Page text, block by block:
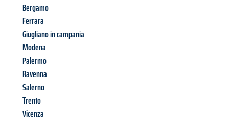
Bergamo
Ferrara
Giugliano in campania
Modena
Palermo
Ravenna
Salerno
Trento
Vicenza